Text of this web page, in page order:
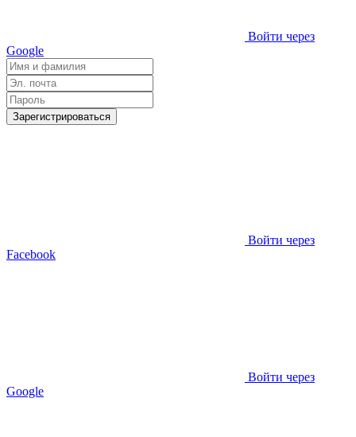
Войти через
Google
Зарегистрироваться
Войти через
Facebook
Войти через
Google